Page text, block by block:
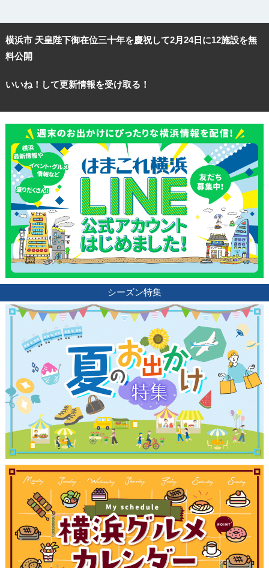
横浜市 天皇陛下御在位三十年を慶祝して2月24日に12施設を無
料公開
いいね！して更新情報を受け取る！
シーズン特集